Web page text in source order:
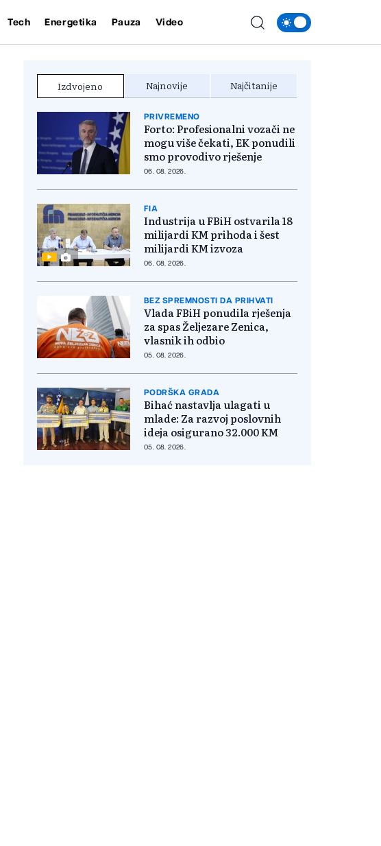
Tech Energetika Pauza Video
Izdvojeno Najnovije Najčitanije
PRIVREMENO
Forto: Profesionalni vozači ne
mogu više čekati, EK ponudili
smo provodivo rješenje
06. 08. 2026.
FIA
Industrija u FBiH ostvarila 18
milijardi KM prihoda i šest
milijardi KM izvoza
06. 08. 2026.
BEZ SPREMNOSTI DA PRIHVATI
Vlada FBiH ponudila rješenja
za spas Željezare Zenica,
vlasnik ih odbio
05. 08. 2026.
PODRŠKA GRADA
Bihać nastavlja ulagati u
mlade: Za razvoj poslovnih
ideja osigurano 32.000 KM
05. 08. 2026.